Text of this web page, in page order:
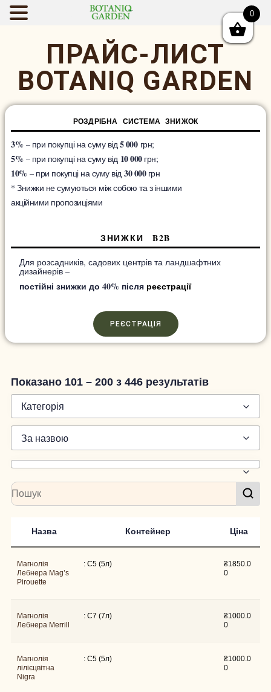
ПРАЙС-ЛИСТ
BOTANIQ GARDEN
РОЗДРІБНА СИСТЕМА ЗНИЖОК
3%– при покупці на суму від5 000грн;
5%– при покупці на суму від 10 000грн;
10%– при покупці на суму від 30 000грн
* Знижки не сумуються між собою та з іншими
акційними пропозиціями
ЗНИЖКИ B2B
Для розсадників, садових центрів та ландшафтних
дизайнерів –
постійні знижки до 40% після реєстрації
РЕЄСТРАЦІЯ
Показано 101 – 200 з 446 результатів
Категорія
За назвою
Назва Контейнер Ціна
Магнолія
Лебнера Mag’s
Pirouette
: C5 (5л) ₴1850.0
0
Магнолія
Лебнера Merrill
: C7 (7л) ₴1000.0
0
Магнолія
лілієцвітна
Nigra
: C5 (5л) ₴1000.0
0
0